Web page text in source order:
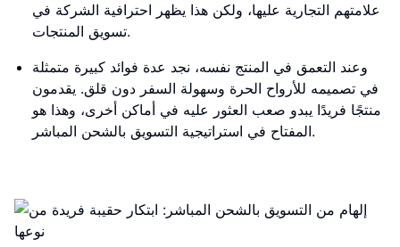
علامتهم التجارية عليها، ولكن هذا يظهر احترافية الشركة في
تسويق المنتجات.
وعند التعمق في المنتج نفسه، نجد عدة فوائد كبيرة متمثلة
في تصميمه للأرواح الحرة وسهولة السفر دون قلق. يقدمون
منتجًا فريدًا يبدو صعب العثور عليه في أماكن أخرى، وهذا هو
المفتاح في استراتيجية التسويق بالشحن المباشر.